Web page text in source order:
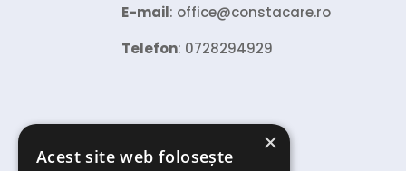
E-mail: office@constacare.ro
Telefon: 0728294929
×
Acest site web folosește